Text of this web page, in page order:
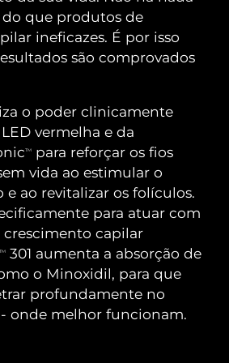
que produtos de
ineficazes. É por isso
são comprovados
o poder clinicamente
vermelha e da
TM
para reforçar os fios
vida ao estimular o
ao revitalizar os folículos.
para atuar com
capilar
TM
301 aumenta a absorção de
o Minoxidil, para que
profundamente no
onde melhor funcionam.
4 kit
massage
4 Plus
LED heating
4 Men
anti-aging massage
2 kit
toning
2 go
toning on-the-go
2 eyes & lips
line smoothing device
3 kit
hydration
3 LED
and red light therapy
Cuidado oral
4
silicone sonic toothbrush
4 plus
hybrid silicone sonic toothbrush
ANTIENVELHECIMENTO
NEW
Entrega prevista
Entrega prevista13/8/26
Entrega prevista
Entrega prevista 15/8/26
Entrega prevista
Entrega prevista12/8/26
Entrega prevista16/8/26